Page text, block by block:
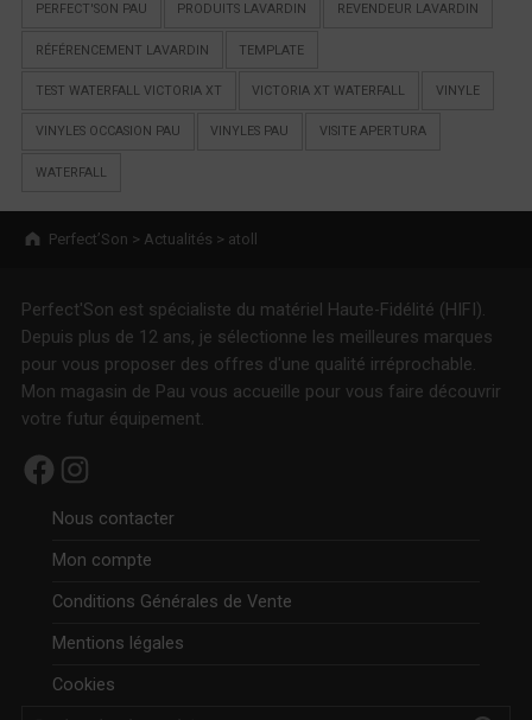
PERFECT'SON PAU PRODUITS LAVARDIN REVENDEUR LAVARDIN
RÉFÉRENCEMENT LAVARDIN TEMPLATE
TEST WATERFALL VICTORIA XT VICTORIA XT WATERFALL VINYLE
VINYLES OCCASION PAU VINYLES PAU VISITE APERTURA
WATERFALL
Breadcrumbs navigation
Perfect’Son > Actualités > atoll
Perfect'Son est spécialiste du matériel Haute-Fidélité (HIFI).
Depuis plus de 12 ans, je sélectionne les meilleures marques
pour vous proposer des offres d'une qualité irréprochable.
Mon magasin de Pau vous accueille pour vous faire découvrir
votre futur équipement.
Facebook Instagram
Nous contacter
Mon compte
Conditions Générales de Vente
Mentions légales
Cookies